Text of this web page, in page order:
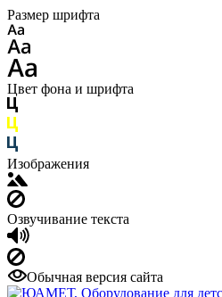
Размер шрифта
Цвет фона и шрифта
Изображения
Озвучивание текста
Обычная версия сайта